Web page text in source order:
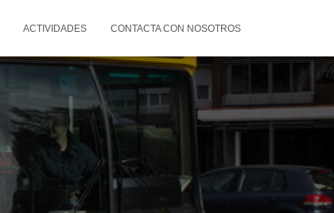
ACTIVIDADES CONTACTA CON NOSOTROS